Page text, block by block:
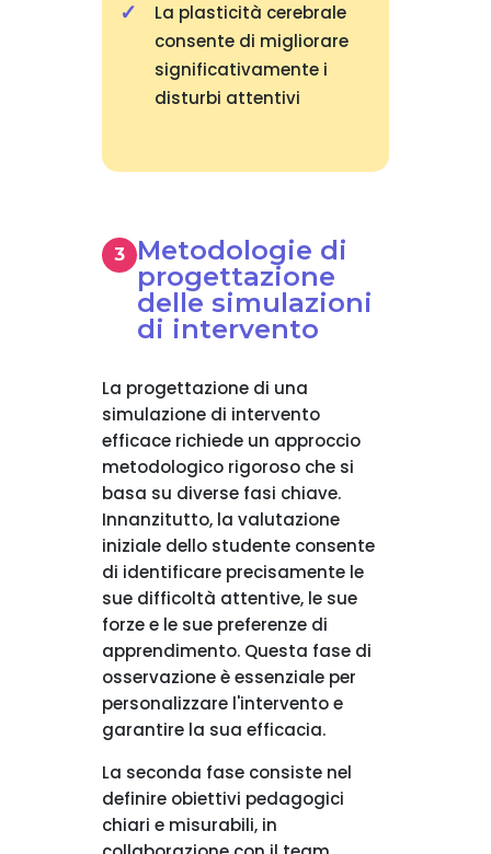
La plasticità cerebrale
consente di migliorare
significativamente i
disturbi attentivi
Metodologie di
progettazione
delle simulazioni
di intervento
La progettazione di una
simulazione di intervento
efficace richiede un approccio
metodologico rigoroso che si
basa su diverse fasi chiave.
Innanzitutto, la valutazione
iniziale dello studente consente
di identificare precisamente le
sue difficoltà attentive, le sue
forze e le sue preferenze di
apprendimento. Questa fase di
osservazione è essenziale per
personalizzare l'intervento e
garantire la sua efficacia.
La seconda fase consiste nel
definire obiettivi pedagogici
chiari e misurabili, in